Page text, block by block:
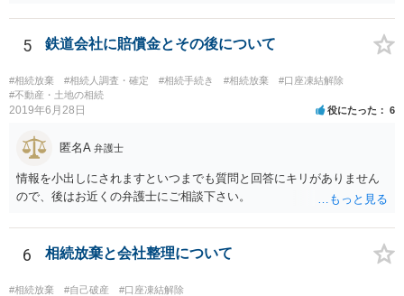
したら、早急に家裁に行って相続放棄の申述をしたい旨告げて必要な
書類を提出されることをおすすめいたします。 なお、お父様の債務が
他にもあるかもしれないというリスクを考えますと、相続放棄の申述
にあたっては、法テラスの無料相談等を利用して弁護士に相談するこ
とも十分考えられるかと存じます。また、ご記載いただいた事実関係
を拝見するかぎり、再婚相手のかたは既に相続放棄をされている可能
5 鉄道会社に賠償金とその後について
#相続放棄 #相続人調査・確定 #相続手続き #相続放棄
#口座凍結解除
#不動産・土地の相続
2019年6月28日 役にたった 6
匿名A 弁護士
情報を小出しにされますといつまでも質問と回答にキリがありません
ので、後はお近くの弁護士にご相談下さい。
6 相続放棄と会社整理について
#相続放棄 #自己破産 #口座凍結解除